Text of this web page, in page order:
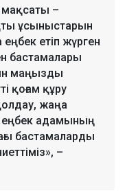
мақсаты –
ұсыныстарын
етіп жүрген
бастамалары
маңызды
қоғам құру
жаңа
адамының
бастамаларды
–